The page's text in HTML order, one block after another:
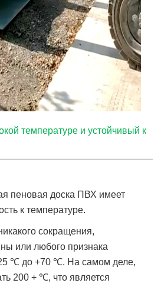
температуре и устойчивый к
пеновая доска ПВХ имеет
к температуре.
сокращения,
или любого признака
℃ до +70 ℃. На самом деле,
200 + ℃, что является